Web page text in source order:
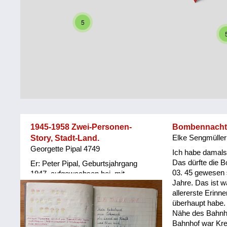
Steiermark
Tirol
Fluchtgeschichten
Staatsvertrag
Wohnen
sonstiges
5
1945-1958 Zwei-Personen-
Story, Stadt-Land.
Georgette Pipal 4749
Er: Peter Pipal, Geburtsjahrgang
1947, aufgewachsen bei, mit
Großeltern und Eltern in einem
Haushalt, Seilerstätte, Wien. Sie:
Georgette Pipal, geb. 1949
Klagenfurt, aufgewachsen in Heimen
und Spitäler (Erinnerung, kollektives
Elke Sengmüller
Ich habe
Das dürfte die
03. 45
Jahre. Das ist
allererste
überhaupt
Nähe des
Bahnhof war